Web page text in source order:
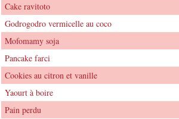
Cake ravitoto
Godrogodro vermicelle au coco
Mofomamy soja
Pancake farci
Cookies au citron et vanille
Yaourt à boire
Pain perdu